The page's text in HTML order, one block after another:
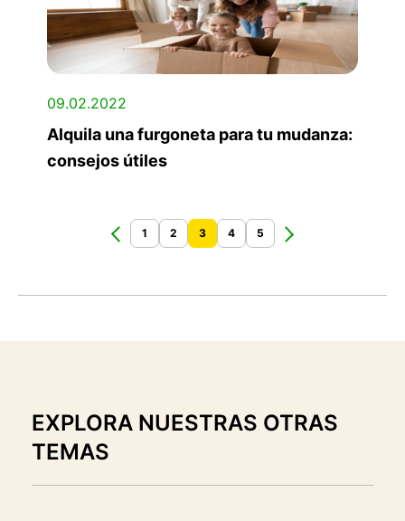
09.02.2022
Alquila una furgoneta para tu mudanza:
consejos útiles
1 2 3 4 5
EXPLORA NUESTRAS OTRAS
TEMAS